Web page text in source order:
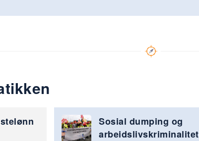
Sosial dumping og
arbeidslivskriminalitet